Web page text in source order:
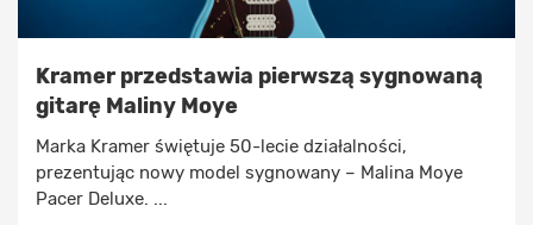
Kramer przedstawia pierwszą sygnowaną
gitarę Maliny Moye
Marka Kramer świętuje 50-lecie działalności,
prezentując nowy model sygnowany – Malina Moye
Pacer Deluxe. ...